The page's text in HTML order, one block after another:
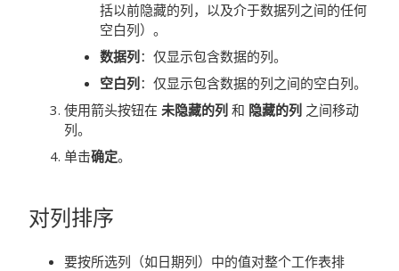
括以前隐藏的列，以及介于数据列之间的任何
空白列）。
数据列 ：仅显示包含数据的列。
空白列 ：仅显示包含数据的列之间的空白列。
使用箭头按钮在 未隐藏的列 和 隐藏的列 之间移动
列。
单击确定。
对列排序
要按所选列（如日期列）中的值对整个工作表排